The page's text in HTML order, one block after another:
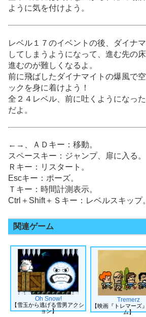
ように気を付けよう。
レベル１７のイベントの後、ダイナ
してしまうようになって、進む先の
進むのが難しくなるよ。
前に飛ばしたダイナマイトの爆風で
ックを身に着けよう！
全２４レベル、前に吐くようになっ
だよ。
←→、ＡＤキー：移動。
スペースキー：ジャンプ、扉に入る。
Ｒキー：リスタート。
Escキー：ポーズ。
Ｔキー：時間計測表示。
Ctrl＋Shift＋Ｓキー：レベルスキップ。
関連ゲーム
Oh Snow!
【雪玉から逃げる雪男アクシ
ョン】
Tremerz
【映画『トレマーズ
ム】